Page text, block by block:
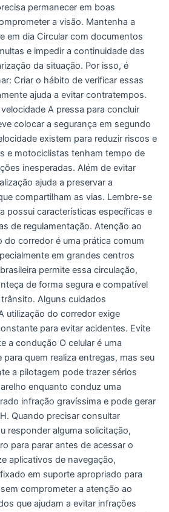
permanecer em boas
a visão. Mantenha a
em dia Circular com documentos
e impedir a continuidade das
da situação. Por isso, é
Criar o hábito de verificar essas
ajuda a evitar contratempos.
A pressa para concluir
colocar a segurança em segundo
existem para reduzir riscos e
e motociclistas tenham tempo de
inesperadas. Além de evitar
ajuda a preservar a
compartilham as vias. Lembre-se
possui características específicas e
de regulamentação. Atenção ao
do corredor é uma prática comum
em grandes centros
permite essa circulação,
de forma segura e compatível
Alguns cuidados
utilização do corredor exige
para evitar acidentes. Evite
a condução O celular é uma
quem realiza entregas, mas seu
a pilotagem pode trazer sérios
enquanto conduz uma
infração gravíssima e pode gerar
Quando precisar consultar
responder alguma solicitação,
para parar antes de acessar o
aplicativos de navegação,
em suporte apropriado para
comprometer a atenção ao
que ajudam a evitar infrações